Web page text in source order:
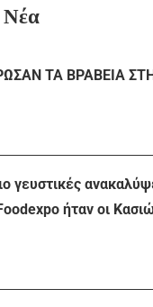
Νέα
ΤΑ ΒΡΑΒΕΙΑ
γευστικές
ήταν οι